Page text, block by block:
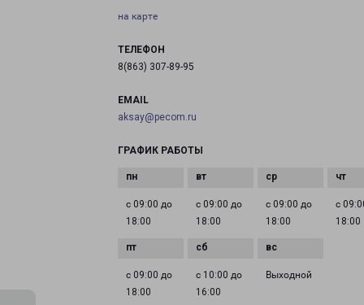
на карте
ТЕЛЕФОН
8(863) 307-89-95
EMAIL
aksay@pecom.ru
ГРАФИК РАБОТЫ
с 09:00 до
18:00
с 09:00 до
18:00
с 09:00 до
18:00
с
18:00
с 09:00 до
18:00
с 10:00 до
16:00
Выходной